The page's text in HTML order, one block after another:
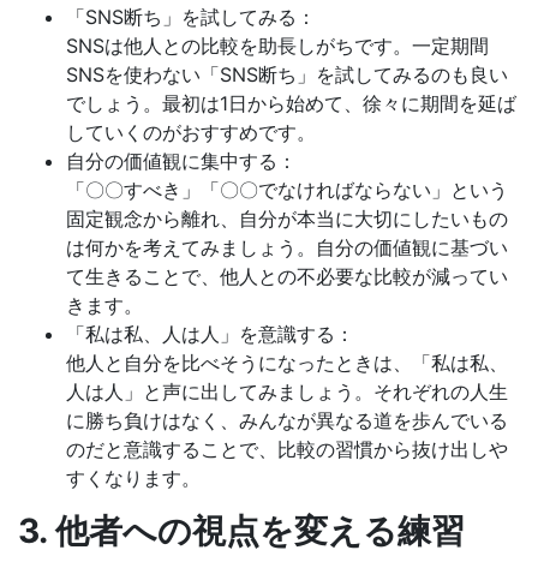
「SNS断ち」を試してみる：
SNSは他人との比較を助長しがちです。一定期間
SNSを使わない「SNS断ち」を試してみるのも良い
でしょう。最初は1日から始めて、徐々に期間を延ば
していくのがおすすめです。
自分の価値観に集中する：
「〇〇すべき」「〇〇でなければならない」という
固定観念から離れ、自分が本当に大切にしたいもの
は何かを考えてみましょう。自分の価値観に基づい
て生きることで、他人との不必要な比較が減ってい
きます。
「私は私、人は人」を意識する：
他人と自分を比べそうになったときは、「私は私、
人は人」と声に出してみましょう。それぞれの人生
に勝ち負けはなく、みんなが異なる道を歩んでいる
のだと意識することで、比較の習慣から抜け出しや
すくなります。
3. 他者への視点を変える練習